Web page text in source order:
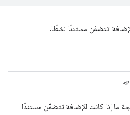
تتضمّن مستندًا نشطًا.
ما إذا كانت الإضافة تتضمّن مستندًا